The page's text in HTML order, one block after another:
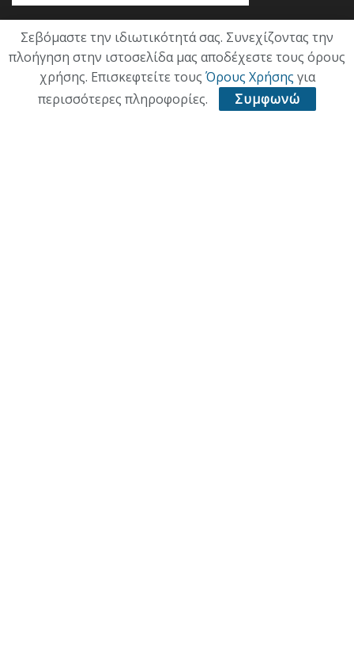
Κατηγορίες
ΕΠΙΚΑΙΡΟΤΗΤΑ
Σεβόμαστε την ιδιωτικότητά σας. Συνεχίζοντας την
πλοήγηση στην ιστοσελίδα μας αποδέχεστε τους όρους
χρήσης. Επισκεφτείτε τους Όρους Χρήσης για
περισσότερες πληροφορίες.
Συμφωνώ